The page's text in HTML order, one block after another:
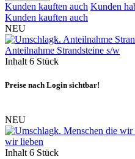
Kunden kauften auch Kunden
Kunden kauften auch
NEU
Anteilnahme Strandsteine s/w
Inhalt 6 Stück
Preise nach Login sichtbar!
NEU
wir lieben
Inhalt 6 Stück